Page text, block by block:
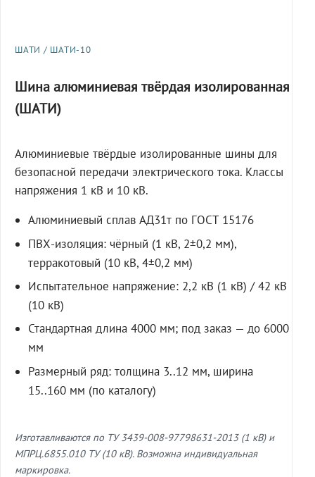
ШАТИ / ШАТИ-10
Шина алюминиевая твёрдая изолированная
(ШАТИ)
Алюминиевые твёрдые изолированные шины для
безопасной передачи электрического тока. Классы
напряжения 1 кВ и 10 кВ.
Алюминиевый сплав АД31т по ГОСТ 15176
ПВХ-изоляция: чёрный (1 кВ, 2±0,2 мм),
терракотовый (10 кВ, 4±0,2 мм)
Испытательное напряжение: 2,2 кВ (1 кВ) / 42 кВ
(10 кВ)
Стандартная длина 4000 мм; под заказ — до 6000
мм
Размерный ряд: толщина 3..12 мм, ширина
15..160 мм (по каталогу)
Изготавливаются по ТУ 3439-008-97798631-2013 (1 кВ) и
МПРЦ.6855.010 ТУ (10 кВ). Возможна индивидуальная
маркировка.